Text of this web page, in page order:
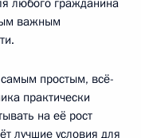
важным
самым простым, всё-
практически
на её рост
лучшие условия для